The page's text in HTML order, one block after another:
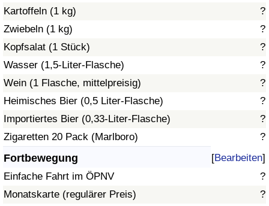
Kartoffeln (1 kg)
?
Zwiebeln (1 kg)
?
Kopfsalat (1 Stück)
?
Wasser (1,5-Liter-Flasche)
?
Wein (1 Flasche, mittelpreisig)
?
Heimisches Bier (0,5 Liter-Flasche)
?
Importiertes Bier (0,33-Liter-Flasche)
?
Zigaretten 20 Pack (Marlboro)
?
Fortbewegung [Bearbeiten]
Einfache Fahrt im ÖPNV
?
Monatskarte (regulärer Preis)
?
Umweltverschmutzungs-Index nach Land
Verkehr
Verkehrs-Index
Verkehrs-Index (aktuell)
Verkehrs-Index nach Land